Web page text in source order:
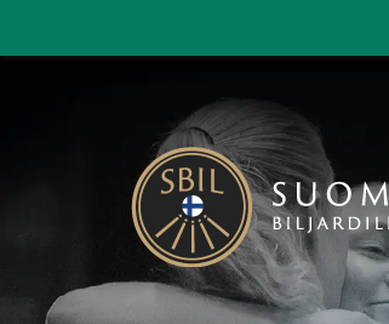
sivun
Suomen Biljardiliitto ry